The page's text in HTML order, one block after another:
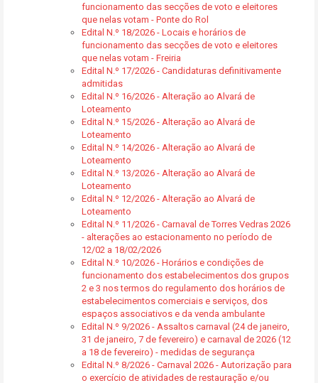
funcionamento das secções de voto e eleitores
que nelas votam - Ponte do Rol
Edital N.º 18/2026 - Locais e horários de
funcionamento das secções de voto e eleitores
que nelas votam - Freiria
Edital N.º 17/2026 - Candidaturas definitivamente
admitidas
Edital N.º 16/2026 - Alteração ao Alvará de
Loteamento
Edital N.º 15/2026 - Alteração ao Alvará de
Loteamento
Edital N.º 14/2026 - Alteração ao Alvará de
Loteamento
Edital N.º 13/2026 - Alteração ao Alvará de
Loteamento
Edital N.º 12/2026 - Alteração ao Alvará de
Loteamento
Edital N.º 11/2026 - Carnaval de Torres Vedras 2026
- alterações ao estacionamento no período de
12/02 a 18/02/2026
Edital N.º 10/2026 - Horários e condições de
funcionamento dos estabelecimentos dos grupos
2 e 3 nos termos do regulamento dos horários de
estabelecimentos comerciais e serviços, dos
espaços associativos e da venda ambulante
Edital N.º 9/2026 - Assaltos carnaval (24 de janeiro,
31 de janeiro, 7 de fevereiro) e carnaval de 2026 (12
a 18 de fevereiro) - medidas de segurança
Edital N.º 8/2026 - Carnaval 2026 - Autorização para
o exercício de atividades de restauração e/ou